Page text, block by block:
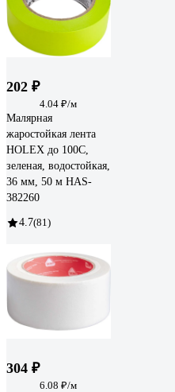
202 ₽
4.04 ₽/м
Малярная
жаростойкая лента
HOLEX до 100С,
зеленая, водостойкая,
36 мм, 50 м HAS-
382260
4.7(81)
304 ₽
6.08 ₽/м